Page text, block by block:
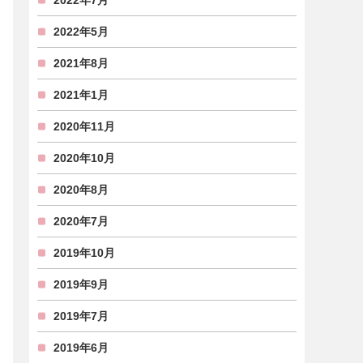
2022年5月
2021年8月
2021年1月
2020年11月
2020年10月
2020年8月
2020年7月
2019年10月
2019年9月
2019年7月
2019年6月